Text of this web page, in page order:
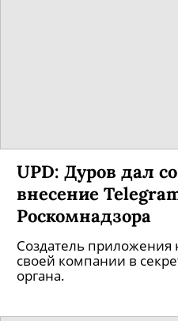
UPD: Дуров дал
внесение
Роскомнадзора
Создатель приложения
своей компании в
органа.